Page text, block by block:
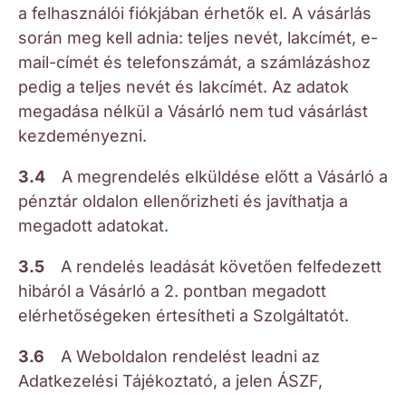
a felhasználói fiókjában érhetők el. A vásárlás
során meg kell adnia: teljes nevét, lakcímét, e-
mail-címét és telefonszámát, a számlázáshoz
pedig a teljes nevét és lakcímét. Az adatok
megadása nélkül a Vásárló nem tud vásárlást
kezdeményezni.
3.4 A megrendelés elküldése előtt a Vásárló a
pénztár oldalon ellenőrizheti és javíthatja a
megadott adatokat.
3.5 A rendelés leadását követően felfedezett
hibáról a Vásárló a 2. pontban megadott
elérhetőségeken értesítheti a Szolgáltatót.
3.6 A Weboldalon rendelést leadni az
Adatkezelési Tájékoztató, a jelen ÁSZF,